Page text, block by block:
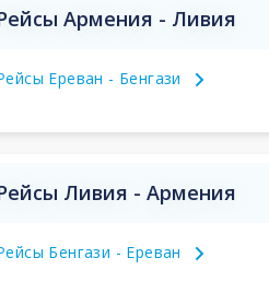
Армения - Ливия
Ереван - Бенгази
Ливия - Армения
Бенгази - Ереван